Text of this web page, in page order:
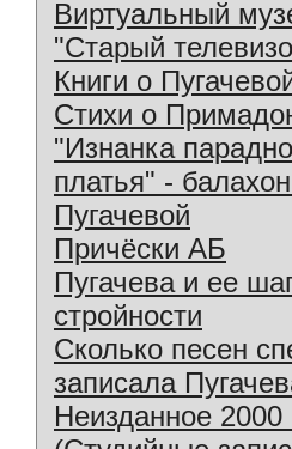
Виртуальный
"Старый
Книги о
Стихи о
"Изнанка
платья" -
Пугачевой
Причёски АБ
Пугачева и ее
стройности
Сколько песен
записала
Неизданное 2000